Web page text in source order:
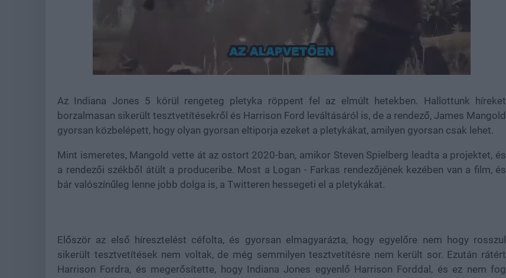
Loaded
37.84%
Az Indiana Jones 5 körül rengeteg pletyka röppent fel az elmúlt hetekben. Hallottunk híreket
borzalmasan sikerült tesztvetítésekről és Harrison Ford leváltásáról is, de a rendező, James Mangold
gyorsan közbelépett, hogy olyan gyorsan eltiporja ezeket a pletykákat, amilyen gyorsan csak lehet.
Mint ismeretes, Mangold vette át az ostort 2020-ban, amikor Steven Spielberg leadta a projektet, és
a rendezői székből átült a produceribe. Most a Logan - Farkas rendezőjének kezében van a film, és
bár valószínűleg lenne jobb dolga is, a Twitteren hessegeti el a pletykákat.
Először az első híresztelést céfolta, és gyorsan elmagyarázta, hogy egyelőre nem hogy rosszul
sikerült tesztvetítések nem voltak, de még semmilyen tesztvetítésre nem került sor. Ezután rátért
Harrison Fordra, és megerősítette, hogy Indiana Jones egyenlő Harrison Forddal, és ez nem fog